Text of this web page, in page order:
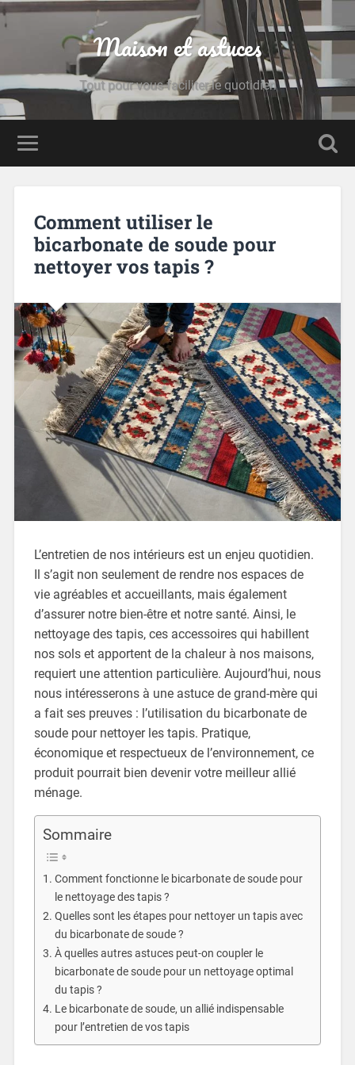
Maison et astuces
Tout pour vous faciliter le quotidien
Comment utiliser le
bicarbonate de soude pour
nettoyer vos tapis ?
L’entretien de nos intérieurs est un enjeu quotidien.
Il s’agit non seulement de rendre nos espaces de
vie agréables et accueillants, mais également
d’assurer notre bien-être et notre santé. Ainsi, le
nettoyage des tapis, ces accessoires qui habillent
nos sols et apportent de la chaleur à nos maisons,
requiert une attention particulière. Aujourd’hui, nous
nous intéresserons à une astuce de grand-mère qui
a fait ses preuves : l’utilisation du bicarbonate de
soude pour nettoyer les tapis. Pratique,
économique et respectueux de l’environnement, ce
produit pourrait bien devenir votre meilleur allié
ménage.
Sommaire
Comment fonctionne le bicarbonate de soude pour
le nettoyage des tapis ?
Quelles sont les étapes pour nettoyer un tapis avec
du bicarbonate de soude ?
À quelles autres astuces peut-on coupler le
bicarbonate de soude pour un nettoyage optimal
du tapis ?
Le bicarbonate de soude, un allié indispensable
pour l’entretien de vos tapis